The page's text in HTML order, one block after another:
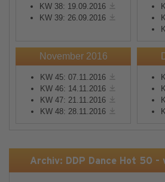
KW 38: 19.09.2016
KW 39: 26.09.2016
November 2016
KW 45: 07.11.2016
KW 46: 14.11.2016
KW 47: 21.11.2016
KW 48: 28.11.2016
Archiv: DDP Dance Hot 50 -